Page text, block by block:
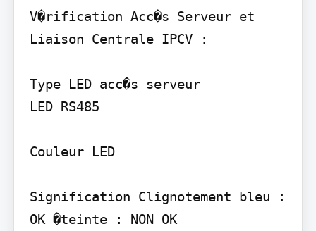
V�rification Acc�s Serveur et
Liaison Centrale IPCV :
Type LED acc�s serveur
LED RS485
Couleur LED
Signification Clignotement bleu :
OK �teinte : NON OK